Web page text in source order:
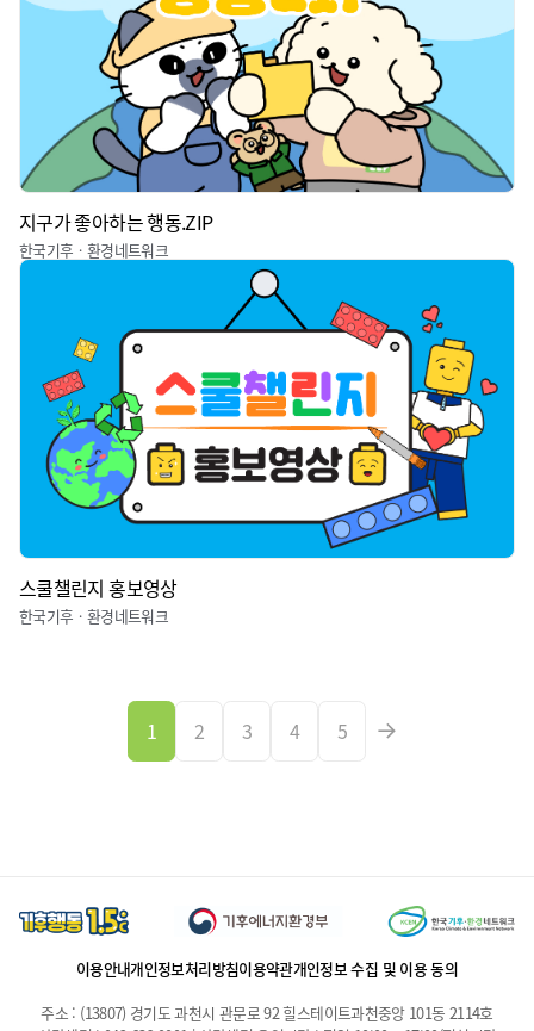
지구가 좋아하는 행동.ZIP
한국기후ㆍ환경네트워크
스쿨챌린지 홍보영상
한국기후ㆍ환경네트워크
1 2 3 4 5
이용안내개인정보처리방침이용약관개인정보 수집 및 이용 동의
주소 : (13807) 경기도 과천시 관문로 92 힐스테이트과천중앙 101동 2114호